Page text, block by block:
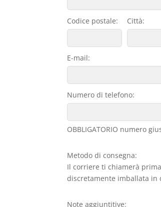
Codice postale: Città:
E-mail:
Numero di telefono:
OBBLIGATORIO numero
Metodo di consegna:
Il corriere ti chiamerà
discretamente imballata in
Note aggiuntitive: